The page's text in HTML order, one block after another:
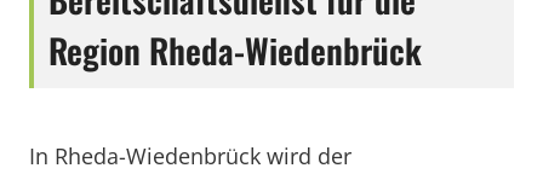
Region Rheda-Wiedenbrück
In Rheda-Wiedenbrück wird der